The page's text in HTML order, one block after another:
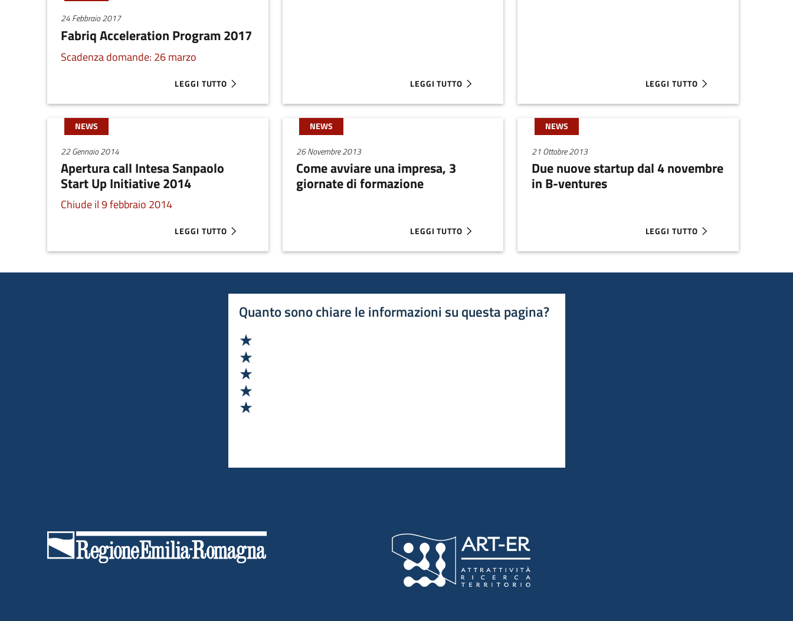
24 Febbraio 2017
Fabriq Acceleration Program 2017
Scadenza domande: 26 marzo
LEGGI TUTTO
ABOUT FABRIQ ACCELERATION PROGRAM 2017 LEGGI TUTTO
ABOUT VJ ACCELERATION PROGRAM LEGGI TUTTO
ABOUT FUNDER35: UN MILIONE DI
NEWS
22 Gennaio 2014
Apertura call Intesa Sanpaolo
Start Up Initiative 2014
Chiude il 9 febbraio 2014
LEGGI TUTTO
ABOUT APERTURA CALL INTESA SANPAOLO START UP INITIATIVE 2014
NEWS
26 Novembre 2013
Come avviare una impresa, 3
giornate di formazione
LEGGI TUTTO
ABOUT COME AVVIARE UNA IMPRESA, 3 GIORNATE DI FORMAZIONE
NEWS
21 Ottobre 2013
Due nuove startup dal 4 novembre
in B-ventures
LEGGI TUTTO
ABOUT DUE NUOVE STARTUP DAL
Quanto sono chiare le informazioni su questa pagina?